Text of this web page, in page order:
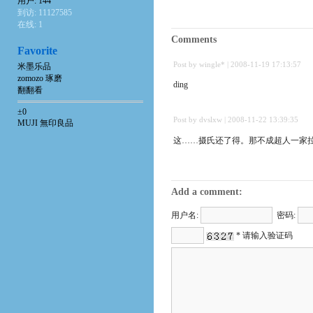
Comments
Post by wingle* | 2008-11-19 17:13:57
ding
Post by dvslxw | 2008-11-22 13:39:35
这……摄氏还了得。那不成超人一家
Add a comment:
用户名: 密码:
* 请输入验证码
到访: 11127585
在线: 1
Favorite
米墨乐品
zomozo 琢磨
翻翻看
±0
MUJI 無印良品